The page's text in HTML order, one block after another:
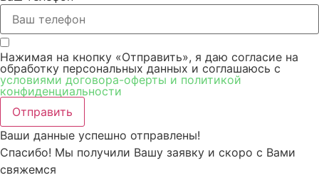
Нажимая на кнопку «Отправить», я даю согласие на
обработку персональных данных и соглашаюсь c
условиями договора-оферты и политикой
конфиденциальности
Отправить
Ваши данные успешно отправлены!
Спасибо! Мы получили Вашу заявку и скоро с Вами
свяжемся